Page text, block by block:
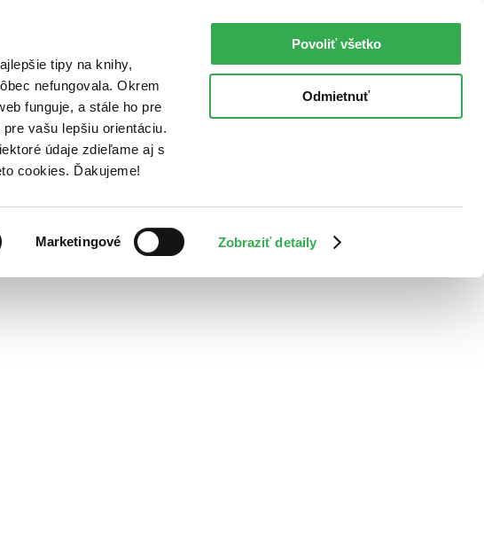
tipy na knihy,
nefungovala. Okrem
funguje, a stále ho pre
vašu lepšiu orientáciu.
údaje zdieľame aj s
cookies. Ďakujeme!
Marketingové Zobraziť detaily
Povoliť všetko
Odmietnuť